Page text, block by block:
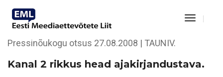
Toggle
KAEBUS NR 209
Pressinõukogu otsus 27.08.2008 | TAUNIV.
Kanal 2 rikkus head ajakirjandustava.